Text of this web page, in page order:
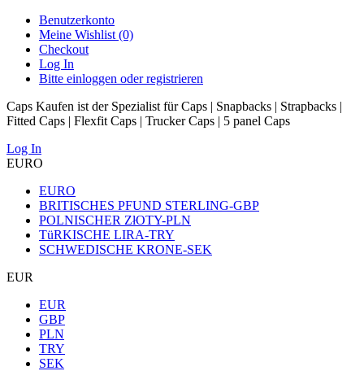
Benutzerkonto
Meine Wishlist (0)
Checkout
Log In
Bitte einloggen oder registrieren
Caps Kaufen ist der Spezialist für Caps | Snapbacks | Strapbacks |
Fitted Caps | Flexfit Caps | Trucker Caps | 5 panel Caps
Log In
EURO
EURO
BRITISCHES PFUND STERLING-GBP
POLNISCHER ZłOTY-PLN
TüRKISCHE LIRA-TRY
SCHWEDISCHE KRONE-SEK
EUR
EUR
GBP
PLN
TRY
SEK